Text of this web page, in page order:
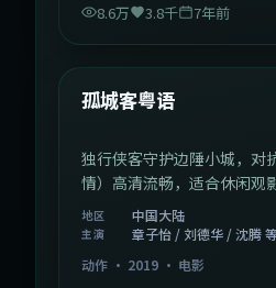
8.6万 3.8千 7年前
热门
中国大陆
孤城客粤语
独行侠客守护边陲小城，对
情）高清流畅，适合休闲观影
地区 中国大陆
主演
章子怡 / 刘德华 / 沈腾
动作 · 2019 · 电影